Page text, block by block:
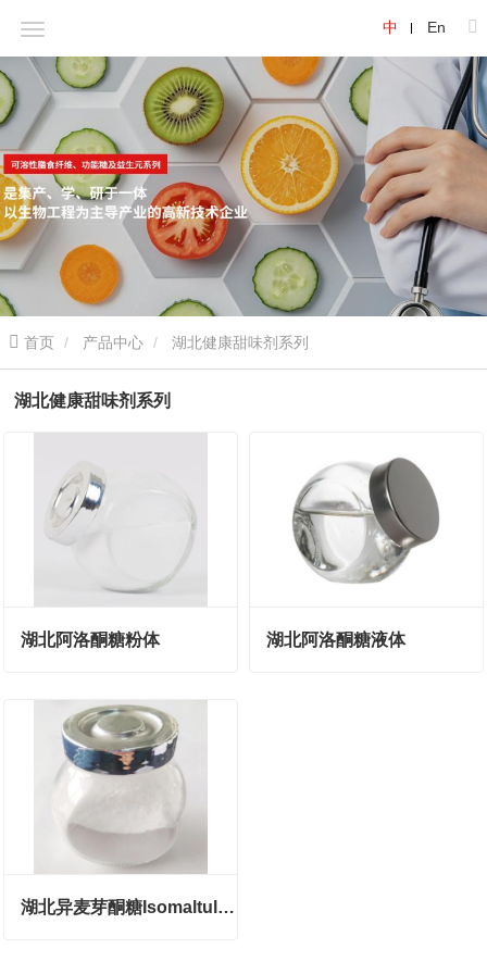
中 En
首页 产品中心 湖北健康甜味剂系列
湖北健康甜味剂系列
湖北阿洛酮糖粉体 湖北阿洛酮糖液体
湖北异麦芽酮糖Isomaltulose（Palatinose）